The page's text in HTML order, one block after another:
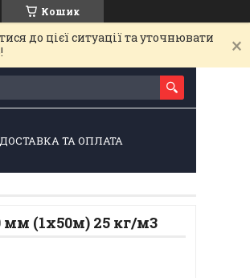
Кошик
до цієї ситуації та уточнювати
ДОСТАВКА ТА ОПЛАТА
мм (1х50м) 25 кг/м3